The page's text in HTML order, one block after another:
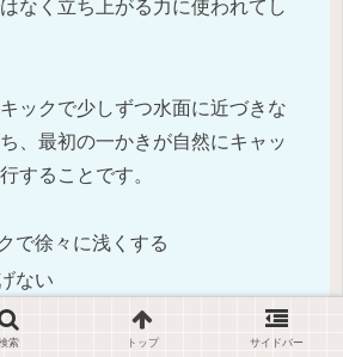
なく立ち上がる力に使われてし
ックで少しずつ水面に近づきな
、最初の一かきが自然にキャッ
することです。
で徐々に浅くする
ない
体を折らない
索 トップ サイドバー